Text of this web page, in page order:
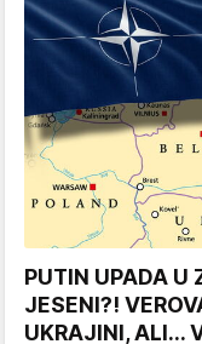
PUTIN UPADA U
JESENI?!
UKRAJINI,